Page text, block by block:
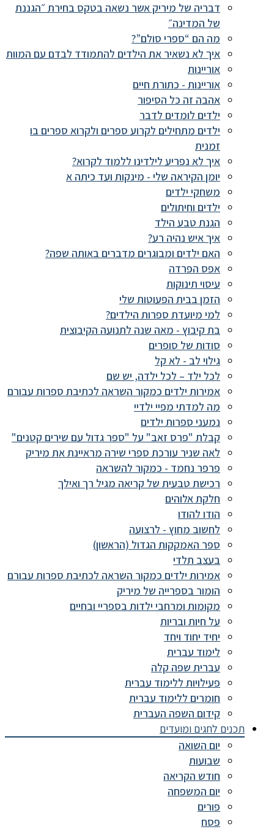
דבריה של מיריק אשר נשאה בטקס בחירת ״הגננת
של המדינה״
מה הם “ספרי סולם”?
איך לא נשאיר את הילדים להתמודד לבדם עם המוות
אוריינות
אוריינות - כתורת חיים
אהבה זה כל הסיפור
ילדים לומדים לדבר
ילדים מתחילים לקרוע ספרים ולקרוא ספרים בו
זמנית
איך לא נפריע לילדינו ללמוד לקרוא?
יומן הקיראה שלי - מינקות ועד כיתה א
משחקי ילדים
ילדים וחיתולים
הגנת טבע הילד
איך איש נהיה רע?
האם ילדים ומבוגרים מדברים באותה שפה?
אפס הפרדה
עיסוי תינוקות
הזמן בבית הפעוטות שלי
למי מיועדת ספרות הילדים?
בת קיבוץ - מאה שנה לתנועה הקיבוצית
סודות של סופרים
גילוי לב - לא קל
לכל ילד – לכל ילדה, יש שם
אמירות ילדים כמקור השראה לכתיבת ספרות עבורם
מה למדתי מפיי ילדיי
נמעני ספרות ילדים
קבלת "פרס זאב" על "ספר גדול עם שירים קטנים"
לאה שניר עורכת ספרי שירה מראיינת את מיריק
פרפר נחמד - כמקור להשראה
רכישת טבעית של קריאה מגיל רך ואילך
חלקת אלוהים
הודו להודו
לחשוב מחוץ - לרצועה
ספר האמקקות הגדול (הראשון)
בעצב תלדי
אמירות ילדים כמקור השראה לכתיבת ספרות עבורם
הומור בספרייה של מיריק
מקומות ומרחבי ילדות בספריי ובחיים
על חיות ובריות
יחיד יחוד ויחד
לימוד עברית
עברית שפה קלה
פעילויות ללימוד עברית
חומרים ללימוד עברית
קידום השפה העברית
תכנים לחגים ומועדים
יום השואה
שבועות
חודש הקריאה
יום המשפחה
פורים
פסח